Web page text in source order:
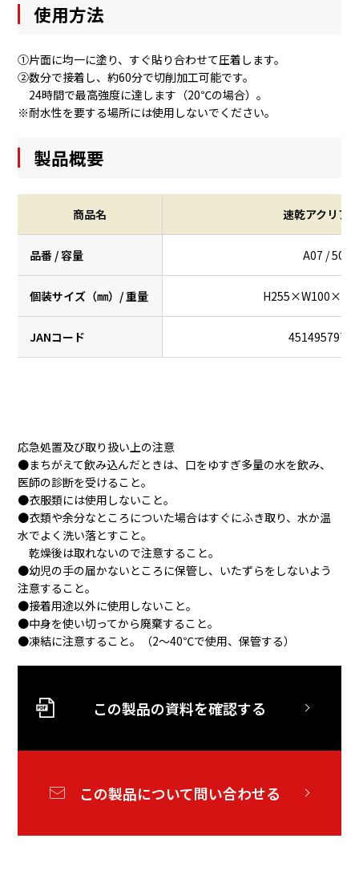
使用方法
①片面に均一に塗り、すぐ貼り合わせて圧着します。
②数分で接着し、約60分で切削加工可能です。
24時間で最高強度に達します（20℃の場合）。
※耐水性を要する場所には使用しないでください。
製品概要
商品名 速乾アクリア
品番 / 容量 A07 / 500g
個装サイズ（㎜）/ 重量
JANコード
応急処置及び取り扱い上の注意
●まちがえて飲み込んだときは、口をゆすぎ多量の水を飲み、
医師の診断を受けること。
●衣服類には使用しないこと。
●衣類や余分なところについた場合はすぐにふき取り、水か温
水でよく洗い落とすこと。
乾燥後は取れないので注意すること。
●幼児の手の届かないところに保管し、いたずらをしないよう
注意すること。
●接着用途以外に使用しないこと。
●中身を使い切ってから廃棄すること。
●凍結に注意すること。（2～40℃で使用、保管する）
この製品の資料を確認する
この製品について問い合わせる